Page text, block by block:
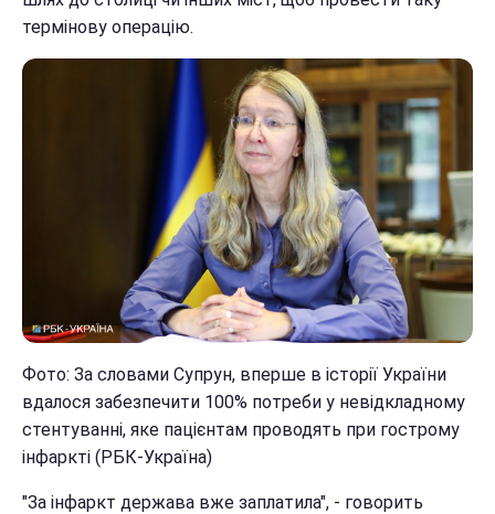
термінову операцію.
Фото: За словами Супрун, вперше в історії України
вдалося забезпечити 100% потреби у невідкладному
стентуванні, яке пацієнтам проводять при гострому
інфаркті (РБК-Україна)
"За інфаркт держава вже заплатила", - говорить